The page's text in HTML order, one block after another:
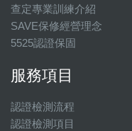
查定專業訓練介紹
SAVE保修經營理念
5525認證保固
服務項目
認證檢測流程
認證檢測項目